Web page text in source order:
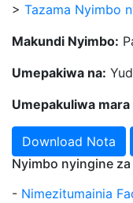
> Tazama Nyimbo
Makundi Nyimbo:
Umepakiwa na:
Umepakuliwa mara
Download Nota
Nyimbo nyingine
- Nimezitumainia